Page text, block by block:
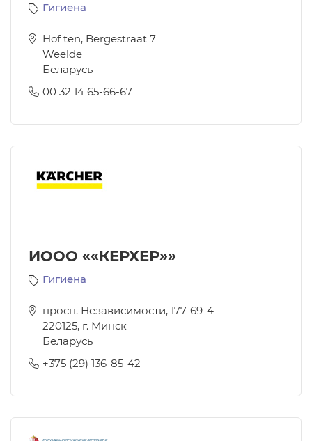
Гигиена
Hof ten, Bergestraat 7
Weelde
Беларусь
00 32 14 65-66-67
ИООО ««КЕРХЕР»»
Гигиена
просп. Независимости, 177-69-4
220125, г. Минск
Беларусь
+375 (29) 136-85-42